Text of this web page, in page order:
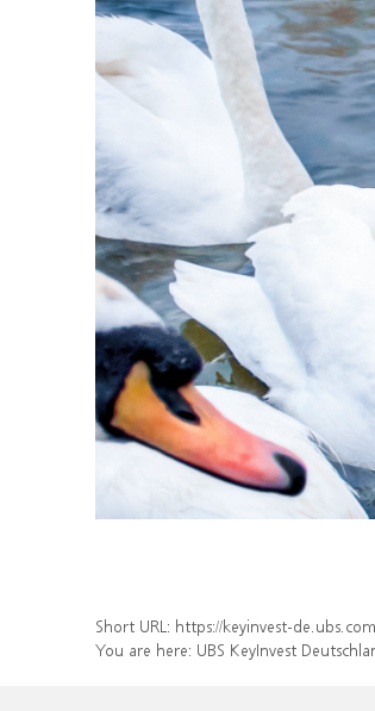
Short URL: https://keyinvest-
You are here: UBS KeyInvest